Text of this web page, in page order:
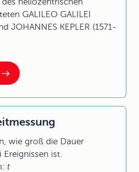
GALILEO GALILEI
JOHANNES KEPLER (1571-
wie groß die Dauer
ist.
t